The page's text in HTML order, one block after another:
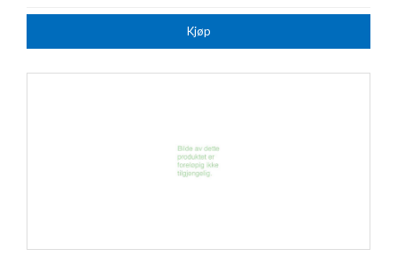
Kjøp